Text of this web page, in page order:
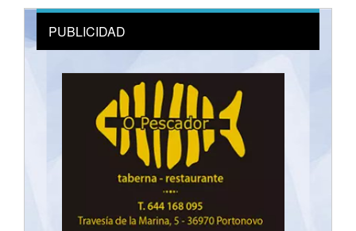
PUBLICIDAD